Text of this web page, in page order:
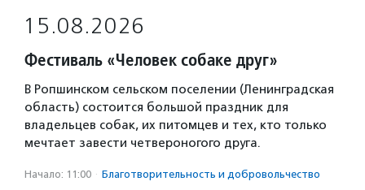
15.08.2026
Фестиваль «Человек собаке друг»
В Ропшинском сельском поселении (Ленинградская
область) состоится большой праздник для
владельцев собак, их питомцев и тех, кто только
мечтает завести четвероногого друга.
Начало: 11:00 · Благотвори­тель­ность и доброволь­чест­во